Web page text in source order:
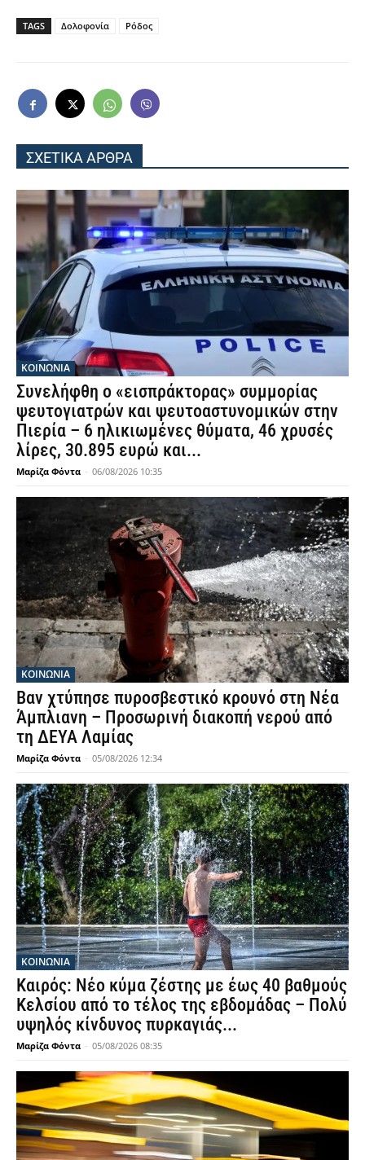
TAGS Δολοφονία Ρόδος
ΣΧΕΤΙΚΑ ΑΡΘΡΑ
ΚΟΙΝΩΝΙΑ
Συνελήφθη ο «εισπράκτορας» συμμορίας
ψευτογιατρών και ψευτοαστυνομικών στην
Πιερία – 6 ηλικιωμένες θύματα, 46 χρυσές
λίρες, 30.895 ευρώ και...
Μαρίζα Φόντα - 06/08/2026 10:35
ΚΟΙΝΩΝΙΑ
Βαν χτύπησε πυροσβεστικό κρουνό στη Νέα
Άμπλιανη – Προσωρινή διακοπή νερού από
τη ΔΕΥΑ Λαμίας
Μαρίζα Φόντα - 05/08/2026 12:34
ΚΟΙΝΩΝΙΑ
Καιρός: Νέο κύμα ζέστης με έως 40 βαθμούς
Κελσίου από το τέλος της εβδομάδας – Πολύ
υψηλός κίνδυνος πυρκαγιάς...
Μαρίζα Φόντα - 05/08/2026 08:35